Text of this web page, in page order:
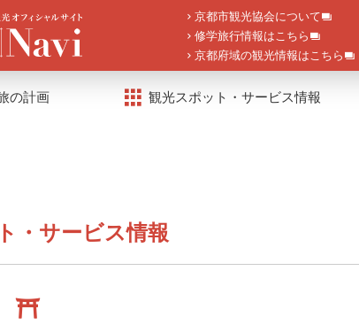
京都市観光協会について
修学旅行情報はこちら
京都府域の観光情報はこちら
の計画 観光スポット・サービス情報
・サービス情報